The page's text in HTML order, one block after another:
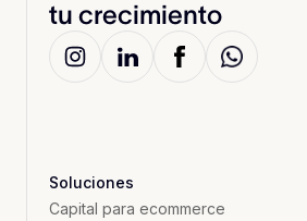
tu crecimiento
Soluciones
Capital para ecommerce